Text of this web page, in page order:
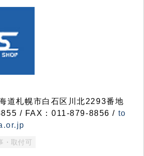
札幌市白石区川北2293番地
/ FAX：011-879-8856 / to
・取付可